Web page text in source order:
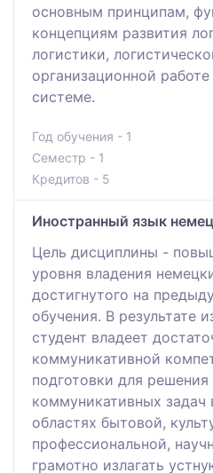
основным принципам,
концепциям развития
логистики,
организационной
системе.
Год обучения - 1
Семестр - 1
Кредитов - 5
Иностранный язык
Цель дисциплины -
уровня владения
достигнутого на
обучения. В результате
студент владеет
коммуникативной
подготовки для
коммуникативных задач
областях бытовой,
профессиональной,
грамотно излагать